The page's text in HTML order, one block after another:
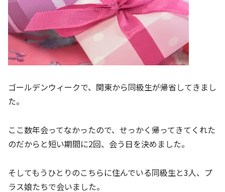
ゴールデンウィークで、関東から同級生が帰省してきまし
た。
ここ数年会ってなかったので、せっかく帰ってきてくれた
のだからと短い期間に2回、会う日を決めました。
そしてもうひとりのこちらに住んでいる同級生と3人、プ
ラス娘たちで会いました。